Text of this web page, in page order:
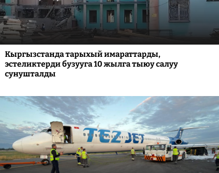
Кыргызстанда тарыхый имараттарды,
эстеликтерди бузууга 10 жылга тыюу салуу
сунушталды